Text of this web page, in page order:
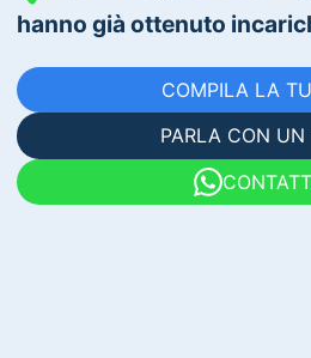
hanno già ottenuto
COMPILA LA
PARLA CON UN